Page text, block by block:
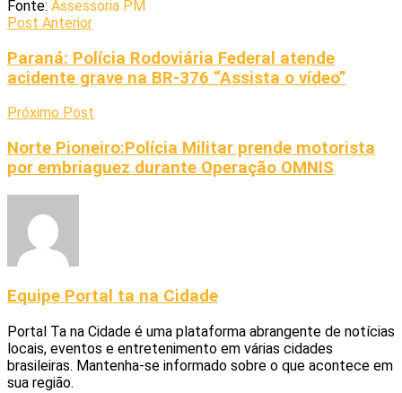
Fonte: Assessoria PM
Post Anterior
Paraná: Polícia Rodoviária Federal atende
acidente grave na BR-376 “Assista o vídeo”
Próximo Post
Norte Pioneiro:Polícia Militar prende motorista
por embriaguez durante Operação OMNIS
Equipe Portal ta na Cidade
Portal Ta na Cidade é uma plataforma abrangente de notícias
locais, eventos e entretenimento em várias cidades
brasileiras. Mantenha-se informado sobre o que acontece em
sua região.